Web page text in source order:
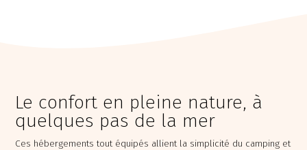
Le confort en pleine nature, à
quelques pas de la mer
Ces hébergements tout équipés allient la simplicité du camping et